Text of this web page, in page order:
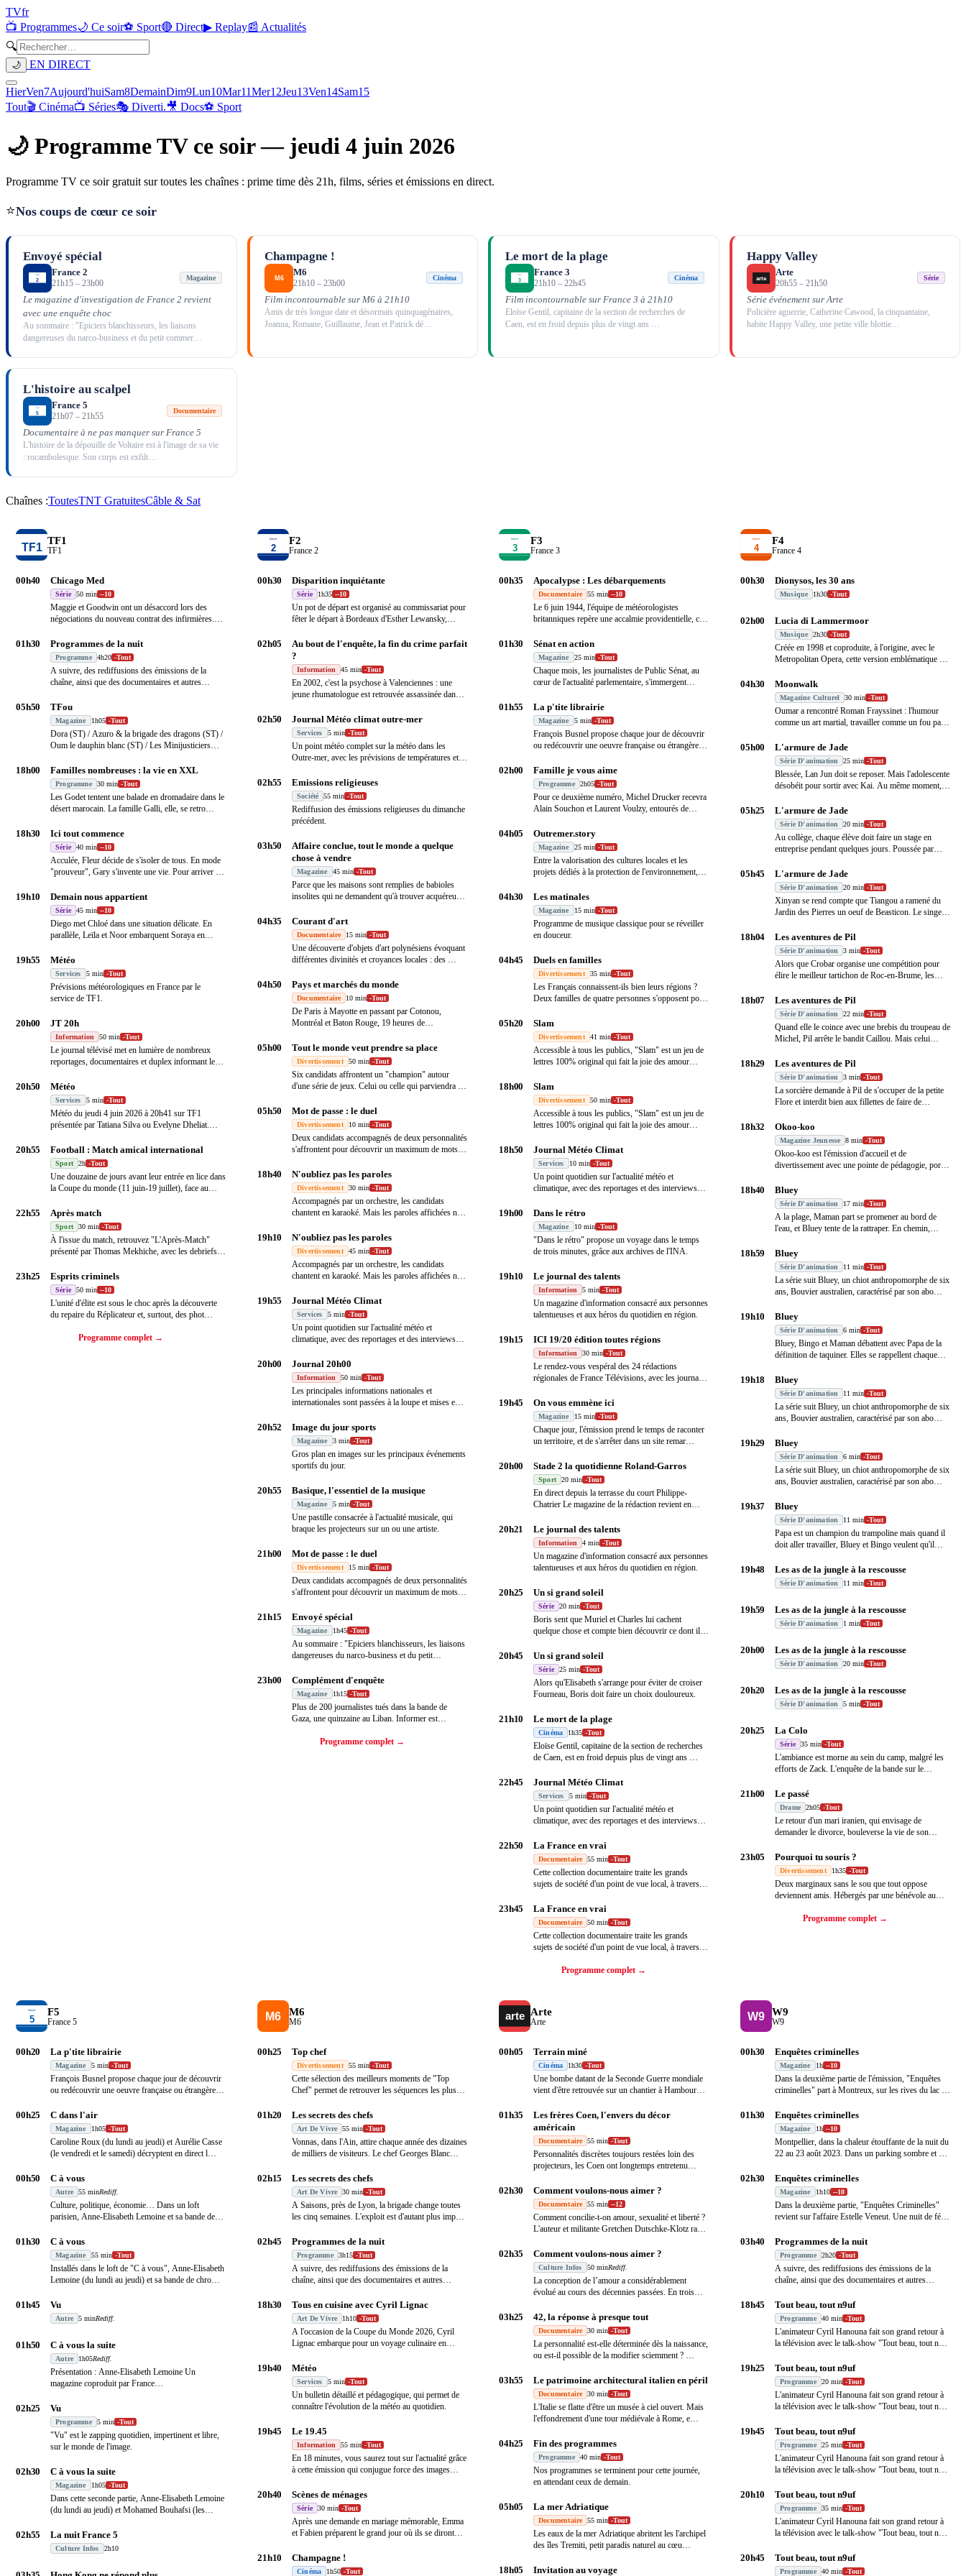
TVfr
📺 Programmes🌙 Ce soir⚽ Sport🔴 Direct▶ Replay📰 Actualités
🔍
🌙 EN DIRECT
HierVen7Aujourd'huiSam8DemainDim9Lun10Mar11Mer12Jeu13Ven14Sam15
Tout🎬 Cinéma📺 Séries🎭 Diverti.🎥 Docs⚽ Sport
🌙 Programme TV ce soir — jeudi 4 juin 2026
Programme TV ce soir gratuit sur toutes les chaînes : prime time dès 21h, films, séries et émissions en direct.
⭐Nos coups de cœur ce soir
Envoyé spécial
France 2
21h15 – 23h00
Magazine
Le magazine d'investigation de France 2 revient
avec une enquête choc
Au sommaire : "Epiciers blanchisseurs, les liaisons
dangereuses du narco-business et du petit commer…
Champagne !
M6
21h10– 23h00
Cinéma
Film incontournable sur M6 à 21h10
Amis de très longue date et désormais quinquagénaires,
Joanna, Romane, Guillaume, Jean et Patrick dé…
Le mort de la plage
France 3
21h10 – 22h45
Cinéma
Film incontournable sur France 3 à 21h10
Eloïse Gentil, capitaine de la section de recherches de
Caen, est en froid depuis plus de vingt ans …
Happy Valley
Arte
20h55– 21h50
Série
Série événement sur Arte
Policière aguerrie, Catherine Cawood, la cinquantaine,
habite Happy Valley, une petite ville blottie…
L'histoire au scalpel
France 5
21h07 – 21h55
Documentaire
Documentaire à ne pas manquer sur France 5
L'histoire de la dépouille de Voltaire est à l'image de sa vie
: rocambolesque. Son corps est exfilt…
Chaînes :ToutesTNT GratuitesCâble & Sat
TF1
TF1
00h40 Chicago Med
Série 50 min --10
Maggie et Goodwin ont un désaccord lors des
négociations du nouveau contrat des infirmières.
01h30 Programmes de la nuit
Programme 4h20 -Tout
A suivre, des rediffusions des émissions de la
chaîne, ainsi que des documentaires et autres
05h50 TFou
Magazine 1h05 -Tout
Dora (ST) / Azuro & la brigade des dragons (ST) /
Oum le dauphin blanc (ST) / Les Minijusticiers
18h00 Familles nombreuses : la vie en XXL
Programme 30 min -Tout
Les Godet tentent une balade en dromadaire dans le
désert marocain. La famille Galli, elle, se retro…
18h30 Ici tout commence
Série 40 min --10
Acculée, Fleur décide de s'isoler de tous. En mode
"prouveur", Gary s'invente une vie. Pour arriver …
19h10 Demain nous appartient
Série 45 min --10
Diego met Chloé dans une situation délicate. En
parallèle, Leïla et Noor embarquent Soraya en
19h55 Météo
Services 5 min -Tout
Prévisions météorologiques en France par le
service de TF1.
20h00 JT 20h
Information 50 min -Tout
Le journal télévisé met en lumière de nombreux
reportages, documentaires et duplex informant les
20h50 Météo
Services 5 min -Tout
Météo du jeudi 4 juin 2026 à 20h41 sur TF1
présentée par Tatiana Silva ou Evelyne Dheliat.
20h55 Football : Match amical international
Sport 2h -Tout
Une douzaine de jours avant leur entrée en lice dans
la Coupe du monde (11 juin-19 juillet), face au…
22h55 Après match
Sport 30 min -Tout
À l'issue du match, retrouvez "L'Après-Match"
présenté par Thomas Mekhiche, avec les debriefs et
23h25 Esprits criminels
Série 50 min --10
L'unité d'élite est sous le choc après la découverte
du repaire du Réplicateur et, surtout, des phot…
Programme complet →
F2
France 2
00h30 Disparition inquiétante
Série 1h35 --10
Un pot de départ est organisé au commissariat pour
fêter le départ à Bordeaux d'Esther Lewansky,
02h05
Au bout de l'enquête, la fin du crime parfait
?
Information 45 min -Tout
En 2002, c'est la psychose à Valenciennes : une
jeune rhumatologue est retrouvée assassinée dans
02h50 Journal Météo climat outre-mer
Services 5 min -Tout
Un point météo complet sur la météo dans les
Outre-mer, avec les prévisions de températures et la
02h55 Emissions religieuses
Société 55 min -Tout
Rediffusion des émissions religieuses du dimanche
précédent.
03h50
Affaire conclue, tout le monde a quelque
chose à vendre
Magazine 45 min -Tout
Parce que les maisons sont remplies de babioles
insolites qui ne demandent qu'à trouver acquéreurs,
04h35 Courant d'art
Documentaire 15 min -Tout
Une découverte d'objets d'art polynésiens évoquant
différentes divinités et croyances locales : des …
04h50 Pays et marchés du monde
Documentaire 10 min -Tout
De Paris à Mayotte en passant par Cotonou,
Montréal et Baton Rouge, 19 heures de
05h00 Tout le monde veut prendre sa place
Divertissement 50 min -Tout
Six candidats affrontent un "champion" autour
d'une série de jeux. Celui ou celle qui parviendra à
05h50 Mot de passe : le duel
Divertissement 10 min -Tout
Deux candidats accompagnés de deux personnalités
s'affrontent pour découvrir un maximum de mots
18h40 N'oubliez pas les paroles
Divertissement 30 min -Tout
Accompagnés par un orchestre, les candidats
chantent en karaoké. Mais les paroles affichées ne
19h10 N'oubliez pas les paroles
Divertissement 45 min -Tout
Accompagnés par un orchestre, les candidats
chantent en karaoké. Mais les paroles affichées ne
19h55 Journal Météo Climat
Services 5 min -Tout
Un point quotidien sur l'actualité météo et
climatique, avec des reportages et des interviews
20h00 Journal 20h00
Information 50 min -Tout
Les principales informations nationales et
internationales sont passées à la loupe et mises en
20h52 Image du jour sports
Magazine 3 min -Tout
Gros plan en images sur les principaux événements
sportifs du jour.
20h55 Basique, l'essentiel de la musique
Magazine 5 min -Tout
Une pastille consacrée à l'actualité musicale, qui
braque les projecteurs sur un ou une artiste.
21h00 Mot de passe : le duel
Divertissement 15 min -Tout
Deux candidats accompagnés de deux personnalités
s'affrontent pour découvrir un maximum de mots
21h15 Envoyé spécial
Magazine 1h45 -Tout
Au sommaire : "Epiciers blanchisseurs, les liaisons
dangereuses du narco-business et du petit
23h00 Complément d'enquête
Magazine 1h15 -Tout
Plus de 200 journalistes tués dans la bande de
Gaza, une quinzaine au Liban. Informer est
Programme complet →
F3
France 3
00h35 Apocalypse : Les débarquements
Documentaire 55 min --10
Le 6 juin 1944, l'équipe de météorologistes
britanniques repère une accalmie providentielle, ce
01h30 Sénat en action
Magazine 25 min -Tout
Chaque mois, les journalistes de Public Sénat, au
cœur de l'actualité parlementaire, s'immergent
01h55 La p'tite librairie
Magazine 5 min -Tout
François Busnel propose chaque jour de découvrir
ou redécouvrir une oeuvre française ou étrangère :
02h00 Famille je vous aime
Programme 2h05 -Tout
Pour ce deuxième numéro, Michel Drucker recevra
Alain Souchon et Laurent Voulzy, entourés de
04h05 Outremer.story
Magazine 25 min -Tout
Entre la valorisation des cultures locales et les
projets dédiés à la protection de l'environnement,…
04h30 Les matinales
Magazine 15 min -Tout
Programme de musique classique pour se réveiller
en douceur.
04h45 Duels en familles
Divertissement 35 min -Tout
Les Français connaissent-ils bien leurs régions ?
Deux familles de quatre personnes s'opposent pour
05h20 Slam
Divertissement 41 min -Tout
Accessible à tous les publics, "Slam" est un jeu de
lettres 100% original qui fait la joie des amour…
18h00 Slam
Divertissement 50 min -Tout
Accessible à tous les publics, "Slam" est un jeu de
lettres 100% original qui fait la joie des amour…
18h50 Journal Météo Climat
Services 10 min -Tout
Un point quotidien sur l'actualité météo et
climatique, avec des reportages et des interviews
19h00 Dans le rétro
Magazine 10 min -Tout
"Dans le rétro" propose un voyage dans le temps
de trois minutes, grâce aux archives de l'INA.
19h10 Le journal des talents
Information 5 min -Tout
Un magazine d'information consacré aux personnes
talentueuses et aux héros du quotidien en région.
19h15 ICI 19/20 édition toutes régions
Information 30 min -Tout
Le rendez-vous vespéral des 24 rédactions
régionales de France Télévisions, avec les journaux
19h45 On vous emmène ici
Magazine 15 min -Tout
Chaque jour, l'émission prend le temps de raconter
un territoire, et de s'arrêter dans un site remar…
20h00 Stade 2 la quotidienne Roland-Garros
Sport 20 min -Tout
En direct depuis la terrasse du court Philippe-
Chatrier Le magazine de la rédaction revient en
20h21 Le journal des talents
Information 4 min -Tout
Un magazine d'information consacré aux personnes
talentueuses et aux héros du quotidien en région.
20h25 Un si grand soleil
Série 20 min -Tout
Boris sent que Muriel et Charles lui cachent
quelque chose et compte bien découvrir ce dont il
20h45 Un si grand soleil
Série 25 min -Tout
Alors qu'Elisabeth s'arrange pour éviter de croiser
Fourneau, Boris doit faire un choix douloureux.
21h10 Le mort de la plage
Cinéma 1h35 -Tout
Eloïse Gentil, capitaine de la section de recherches
de Caen, est en froid depuis plus de vingt ans …
22h45 Journal Météo Climat
Services 5 min -Tout
Un point quotidien sur l'actualité météo et
climatique, avec des reportages et des interviews
22h50 La France en vrai
Documentaire 55 min -Tout
Cette collection documentaire traite les grands
sujets de société d'un point de vue local, à travers…
23h45 La France en vrai
Documentaire 50 min -Tout
Cette collection documentaire traite les grands
sujets de société d'un point de vue local, à travers…
Programme complet →
F4
France 4
00h30 Dionysos, les 30 ans
Musique 1h30 -Tout
02h00 Lucia di Lammermoor
Musique 2h30 -Tout
Créée en 1998 et coproduite, à l'origine, avec le
Metropolitan Opera, cette version emblématique de
04h30 Moonwalk
Magazine Culturel 30 min -Tout
Oumar a rencontré Roman Frayssinet : l'humour
comme un art martial, travailler comme un fou par
05h00 L'armure de Jade
Série D'animation 25 min -Tout
Blessée, Lan Jun doit se reposer. Mais l'adolescente
désobéit pour sortir avec Kai. Au même moment,
05h25 L'armure de Jade
Série D'animation 20 min -Tout
Au collège, chaque élève doit faire un stage en
entreprise pendant quelques jours. Poussée par
05h45 L'armure de Jade
Série D'animation 20 min -Tout
Xinyan se rend compte que Tiangou a ramené du
Jardin des Pierres un oeuf de Beasticon. Le singe
18h04 Les aventures de Pil
Série D'animation 3 min -Tout
Alors que Crobar organise une compétition pour
élire le meilleur tartichon de Roc-en-Brume, les
18h07 Les aventures de Pil
Série D'animation 22 min -Tout
Quand elle le coince avec une brebis du troupeau de
Michel, Pil arrête le bandit Caillou. Mais celui…
18h29 Les aventures de Pil
Série D'animation 3 min -Tout
La sorcière demande à Pil de s'occuper de la petite
Flore et interdit bien aux fillettes de faire de…
18h32 Okoo-koo
Magazine Jeunesse 8 min -Tout
Okoo-koo est l'émission d'accueil et de
divertissement avec une pointe de pédagogie, portée
18h40 Bluey
Série D'animation 17 min -Tout
A la plage, Maman part se promener au bord de
l'eau, et Bluey tente de la rattraper. En chemin,
18h59 Bluey
Série D'animation 11 min -Tout
La série suit Bluey, un chiot anthropomorphe de six
ans, Bouvier australien, caractérisé par son abo…
19h10 Bluey
Série D'animation 6 min -Tout
Bluey, Bingo et Maman débattent avec Papa de la
définition de taquiner. Elles se rappellent chaque
19h18 Bluey
Série D'animation 11 min -Tout
La série suit Bluey, un chiot anthropomorphe de six
ans, Bouvier australien, caractérisé par son abo…
19h29 Bluey
Série D'animation 6 min -Tout
La série suit Bluey, un chiot anthropomorphe de six
ans, Bouvier australien, caractérisé par son abo…
19h37 Bluey
Série D'animation 11 min -Tout
Papa est un champion du trampoline mais quand il
doit aller travailler, Bluey et Bingo veulent qu'il…
19h48 Les as de la jungle à la rescousse
Série D'animation 11 min -Tout
19h59 Les as de la jungle à la rescousse
Série D'animation 1 min -Tout
20h00 Les as de la jungle à la rescousse
Série D'animation 20 min -Tout
20h20 Les as de la jungle à la rescousse
Série D'animation 5 min -Tout
20h25 La Colo
Série 35 min -Tout
L'ambiance est morne au sein du camp, malgré les
efforts de Zack. L'enquête de la bande sur le
21h00 Le passé
Drame 2h05 -Tout
Le retour d'un mari iranien, qui envisage de
demander le divorce, bouleverse la vie de son
23h05 Pourquoi tu souris ?
Divertissement 1h35 -Tout
Deux marginaux sans le sou que tout oppose
deviennent amis. Hébergés par une bénévole au
Programme complet →
F5
France 5
00h20 La p'tite librairie
Magazine 5 min -Tout
François Busnel propose chaque jour de découvrir
ou redécouvrir une oeuvre française ou étrangère :
00h25 C dans l'air
Magazine 1h05 -Tout
Caroline Roux (du lundi au jeudi) et Aurélie Casse
(le vendredi et le samedi) décryptent en direct l…
00h50 C à vous
Autre 55 minRediff.
Culture, politique, économie… Dans un loft
parisien, Anne-Elisabeth Lemoine et sa bande de
01h30 C à vous
Magazine 55 min -Tout
Installés dans le loft de "C à vous", Anne-Elisabeth
Lemoine (du lundi au jeudi) et sa bande de chro…
01h45 Vu
Autre 5 minRediff.
01h50 C à vous la suite
Autre 1h05Rediff.
Présentation : Anne-Elisabeth Lemoine Un
magazine coproduit par France
02h25 Vu
Programme 5 min -Tout
"Vu" est le zapping quotidien, impertinent et libre,
sur le monde de l'image.
02h30 C à vous la suite
Magazine 1h05 -Tout
Dans cette seconde partie, Anne-Elisabeth Lemoine
(du lundi au jeudi) et Mohamed Bouhafsi (les
02h55 La nuit France 5
Culture Infos 2h10
M6
M6
00h25 Top chef
Divertissement 55 min -Tout
Cette sélection des meilleurs moments de "Top
Chef" permet de retrouver les séquences les plus
01h20 Les secrets des chefs
Art De Vivre 55 min -Tout
Vonnas, dans l'Ain, attire chaque année des dizaines
de milliers de visiteurs. Le chef Georges Blanc…
02h15 Les secrets des chefs
Art De Vivre 30 min -Tout
A Saisons, près de Lyon, la brigade change toutes
les cinq semaines. L'exploit est d'autant plus imp…
02h45 Programmes de la nuit
Programme 3h15 -Tout
A suivre, des rediffusions des émissions de la
chaîne, ainsi que des documentaires et autres
18h30 Tous en cuisine avec Cyril Lignac
Art De Vivre 1h10 -Tout
A l'occasion de la Coupe du Monde 2026, Cyril
Lignac embarque pour un voyage culinaire en
19h40 Météo
Services 5 min -Tout
Un bulletin détaillé et pédagogique, qui permet de
connaître l'évolution de la météo au quotidien.
19h45 Le 19.45
Information 55 min -Tout
En 18 minutes, vous saurez tout sur l'actualité grâce
à cette émission qui conjugue force des images…
20h40 Scènes de ménages
Série 30 min -Tout
Après une demande en mariage mémorable, Emma
et Fabien préparent le grand jour où ils se diront
21h10 Champagne !
Cinéma 1h50 -Tout
Arte
Arte
00h05 Terrain miné
Cinéma 1h30 -Tout
Une bombe datant de la Seconde Guerre mondiale
vient d'être retrouvée sur un chantier à Hambourg.
01h35
Les frères Coen, l'envers du décor
américain
Documentaire 55 min -Tout
Personnalités discrètes toujours restées loin des
projecteurs, les Coen ont longtemps entretenu
02h30 Comment voulons-nous aimer ?
Documentaire 55 min --12
Comment concilie-t-on amour, sexualité et liberté ?
L'auteur et militante Gretchen Dutschke-Klotz ra…
02h35 Comment voulons-nous aimer ?
Culture Infos 50 minRediff.
La conception de l’amour a considérablement
évolué au cours des décennies passées. En trois
03h25 42, la réponse à presque tout
Documentaire 30 min -Tout
La personnalité est-elle déterminée dès la naissance,
ou est-il possible de la modifier sciemment ? …
03h55 Le patrimoine architectural italien en péril
Documentaire 30 min -Tout
L'Italie se flatte d'être un musée à ciel ouvert. Mais
l'effondrement d'une tour médiévale à Rome, e…
04h25 Fin des programmes
Programme 40 min -Tout
Nos programmes se terminent pour cette journée,
en attendant ceux de demain.
05h05 La mer Adriatique
Documentaire 55 min -Tout
Les eaux de la mer Adriatique abritent les l'archipel
des îles Tremiti, petit paradis naturel au cœu…
18h05 Invitation au voyage
W9
W9
00h30 Enquêtes criminelles
Magazine 1h --10
Dans la deuxième partie de l'émission, "Enquêtes
criminelles" part à Montreux, sur les rives du lac …
01h30 Enquêtes criminelles
Magazine 1h --10
Montpellier, dans la chaleur étouffante de la nuit du
22 au 23 août 2023. Dans un parking sombre et …
02h30 Enquêtes criminelles
Magazine 1h10 --10
Dans la deuxième partie, "Enquêtes Criminelles"
revient sur l'affaire Estelle Veneut. Une nuit de fé…
03h40 Programmes de la nuit
Programme 2h20 -Tout
A suivre, des rediffusions des émissions de la
chaîne, ainsi que des documentaires et autres
18h45 Tout beau, tout n9uf
Programme 40 min -Tout
L'animateur Cyril Hanouna fait son grand retour à
la télévision avec le talk-show "Tout beau, tout n…
19h25 Tout beau, tout n9uf
Programme 20 min -Tout
L'animateur Cyril Hanouna fait son grand retour à
la télévision avec le talk-show "Tout beau, tout n…
19h45 Tout beau, tout n9uf
Programme 25 min -Tout
L'animateur Cyril Hanouna fait son grand retour à
la télévision avec le talk-show "Tout beau, tout n…
20h10 Tout beau, tout n9uf
Programme 35 min -Tout
L'animateur Cyril Hanouna fait son grand retour à
la télévision avec le talk-show "Tout beau, tout n…
20h45 Tout beau, tout n9uf
Programme 40 min -Tout